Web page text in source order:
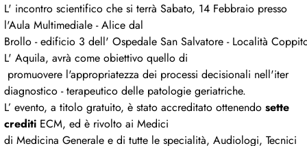
L' incontro scienti­fico che si terrà Sabato, 14 Febbraio presso
l'Aula Multimediale - Alice dal
Brollo - edificio 3 dell' Ospedale San Salvatore - Località
L' Aquila, avrà come obiettivo quello di
promuovere l'appropriatezza dei processi decisionali nell'iter
diagnostico - terapeutico delle patologie geriatriche.
L’ evento, a titolo gratuito, è stato accreditato ottenendo sette
crediti ECM, ed è rivolto ai Medici
di Medicina Generale e di tutte le specialità, Audiologi, Tecnici